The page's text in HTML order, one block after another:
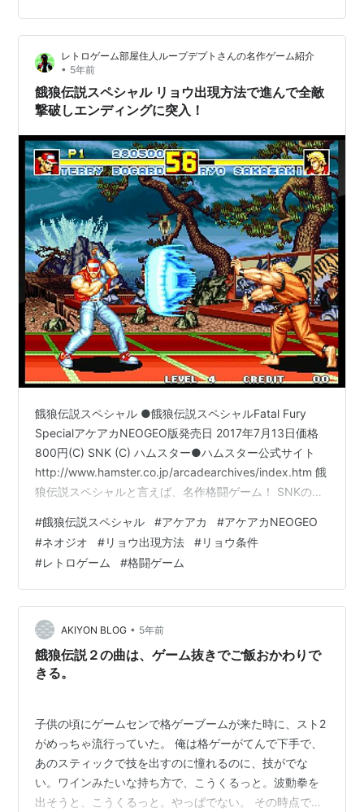
レトロゲーム部屋住人ループデプトさんの名作ゲーム紹介
• 5年前
餓狼伝説スペシャル リョウ出現方法で進んで全敵
撃破しエンディングに突入！
餓狼伝説スペシャル ●餓狼伝説スペシャルFatal Fury
SpecialアケアカNEOGEO版発売日 2017年7月13日価格
800円(C) SNK (C) ハムスター●ハムスター公式サイト
http://www.hamster.co.jp/arcadearchives/index.htm 餓
狼伝説スペシャルと言えば、名作格闘ゲーム！ SNKの餓
アーケードでも大人気だったこの作品。 スイッチやPS4
のアケアカネオジオだと800円ほどで購入できます。 す
ごい安い！ 餓狼伝説スペシャルは今でも大会が行われる
ほどの人気作。 お家で楽しめるのは…
#餓狼伝説スペシャル #アケアカ #アケアカNEOGEO
#ネオジオ #リョウ出現方法 #リョウ条件
#レトロゲーム #格闘ゲーム
AKIYON BLOG • 5年前
餓狼伝説２の曲は、ゲーム抜きでご飯おかわりで
きる。
子供の頃にゲームセンで格ゲーブームが来た時に、スト2
がめっちゃ流行っていた。 俺は格ゲーがてんで下手で、
あのスティックで技を出すのに憧れるのに、技がでな
い。ワインみたいな持ち方で、こうくるっと。波動拳を
出そうと、こうくるっと。やっぱでない。 その時点で、